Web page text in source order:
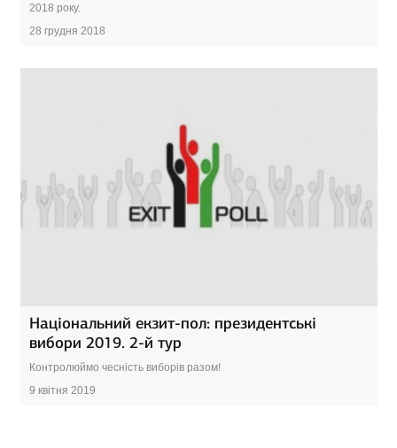
2018 року.
28 грудня 2018
Національний екзит-пол: президентські
вибори 2019. 2-й тур
Контролюймо чесність виборів разом!
9 квітня 2019